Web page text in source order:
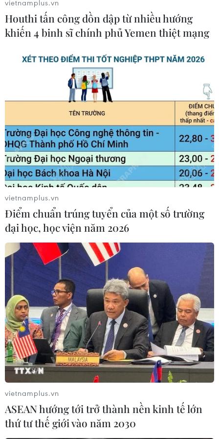
biên phòng trên địa bàn tỉnh Điện Biên./.
Xuân Tiến (TTXVN)
#Việt Nam-Lào #Giao lưu hữu nghị
#Đoàn nghệ thuật
#Biên phòng
Điện Biên Lào
Theo dõi VietnamPlus
TIN CÙNG CHUYÊN MỤC
Thành phố Hồ Chí Minh bắn pháo
hoa tại 7 điểm chào mừng 81 năm
Quốc khánh
10/08/2026 12:00
vietnamplus.vn
Houthi tấn công dồn dập từ nhiều hướng
khiến 4 binh sĩ chính phủ Yemen thiệt mạng
vietnamplus.vn
Điểm chuẩn trúng tuyển của một số trường
đại học, học viện năm 2026
vietnamplus.vn
ASEAN hướng tới trở thành nền kinh tế lớn
thứ tư thế giới vào năm 2030